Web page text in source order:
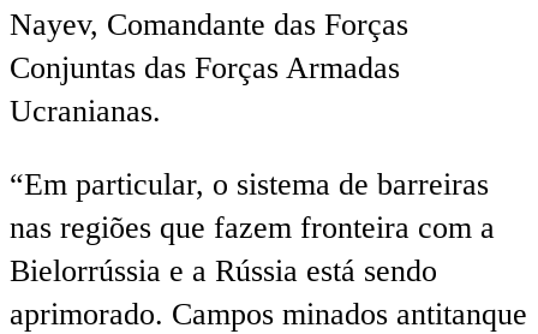
Nayev, Comandante das Forças
Conjuntas das Forças Armadas
Ucranianas.
“Em particular, o sistema de barreiras
nas regiões que fazem fronteira com a
Bielorrússia e a Rússia está sendo
aprimorado. Campos minados antitanque